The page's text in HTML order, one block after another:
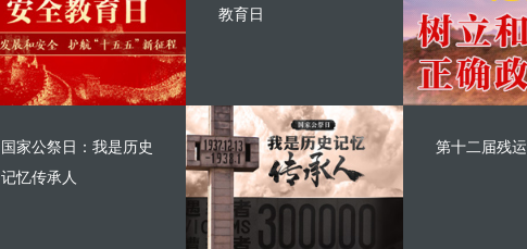
教育日
国家公祭日：我是历史
记忆传承人
第十二届残